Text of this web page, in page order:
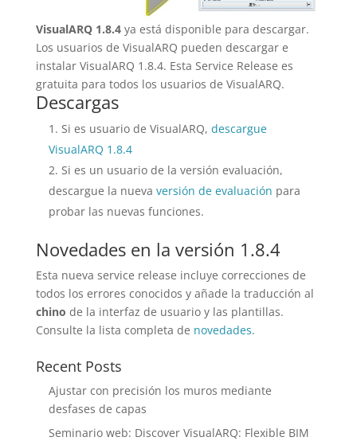
VisualARQ 1.8.4ya está disponible para descargar.
Los usuarios de VisualARQ pueden descargar e
instalar VisualARQ 1.8.4. Esta Service Release es
gratuita para todos los usuarios de VisualARQ.
Descargas
Si es usuario de VisualARQ, descargue
VisualARQ 1.8.4
Si es un usuario de la versión evaluación,
descargue la nueva versión de evaluación para
probar las nuevas funciones.
Novedades en la versión 1.8.4
Esta nueva service release incluye correcciones de
todos los errores conocidos y añade la traducción al
chino de la interfaz de usuario y las plantillas.
Consulte la lista completa de novedades.
Recent Posts
Ajustar con precisión los muros mediante
desfases de capas
Seminario web: Discover VisualARQ: Flexible BIM